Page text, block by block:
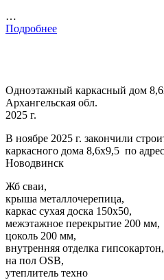
…
Подробнее
Одноэтажный каркасный дом
Архангельская обл.
2025 г.
В ноябре 2025 г. закончили
каркасного дома 8,6х9,5 по
Новодвинск
Жб сваи,
крыша металлочерепица,
каркас сухая доска 150х50,
межэтажное перекрытие 200 мм,
цоколь 200 мм,
внутренняя отделка гипсокартон,
на пол OSB,
утеплитель техно